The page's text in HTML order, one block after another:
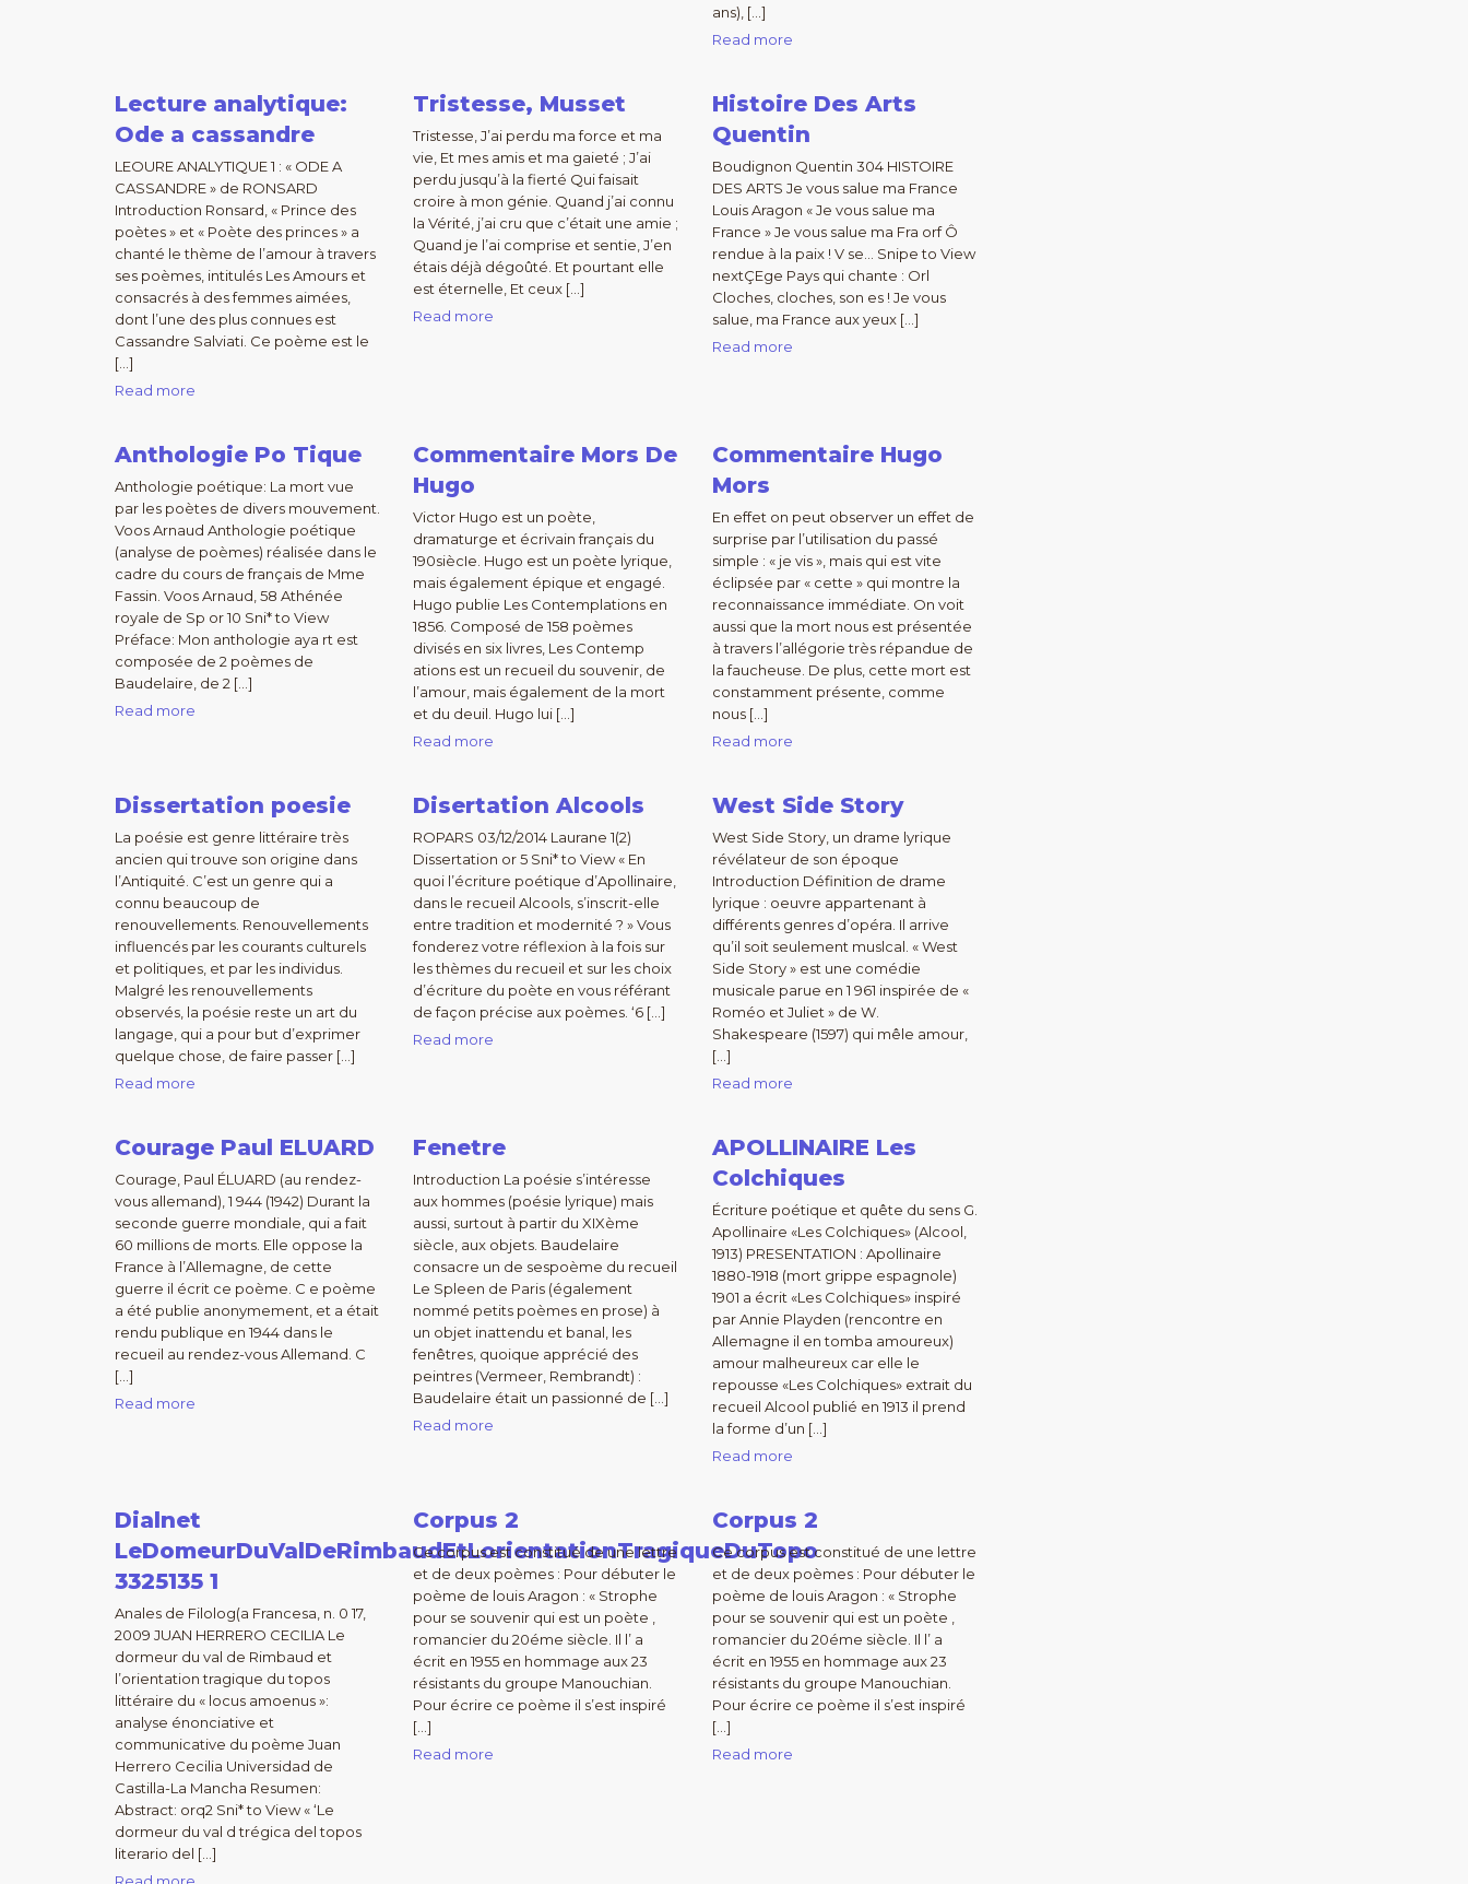
ans), […]
Read more
Lecture analytique:
Ode a cassandre
LEOURE ANALYTIQUE 1 : « ODE A
CASSANDRE » de RONSARD
Introduction Ronsard, « Prince des
poètes » et « Poète des princes » a
chanté le thème de l’amour à travers
ses poèmes, intitulés Les Amours et
consacrés à des femmes aimées,
dont l’une des plus connues est
Cassandre Salviati. Ce poème est le
[…]
Read more
Tristesse, Musset
Tristesse, J’ai perdu ma force et ma
vie, Et mes amis et ma gaieté ; J’ai
perdu jusqu’à la fierté Qui faisait
croire à mon génie. Quand j’ai connu
la Vérité, j’ai cru que c’était une amie ;
Quand je l’ai comprise et sentie, J’en
étais déjà dégoûté. Et pourtant elle
est éternelle, Et ceux […]
Read more
Histoire Des Arts
Quentin
Boudignon Quentin 304 HISTOIRE
DES ARTS Je vous salue ma France
Louis Aragon « Je vous salue ma
France » Je vous salue ma Fra orf Ô
rendue à la paix ! V se… Snipe to View
nextÇEge Pays qui chante : Orl
Cloches, cloches, son es ! Je vous
salue, ma France aux yeux […]
Read more
Anthologie Po Tique
Anthologie poétique: La mort vue
par les poètes de divers mouvement.
Voos Arnaud Anthologie poétique
(analyse de poèmes) réalisée dans le
cadre du cours de français de Mme
Fassin. Voos Arnaud, 58 Athénée
royale de Sp or 10 Sni* to View
Préface: Mon anthologie aya rt est
composée de 2 poèmes de
Baudelaire, de 2 […]
Read more
Commentaire Mors De
Hugo
Victor Hugo est un poète,
dramaturge et écrivain français du
190siècIe. Hugo est un poète lyrique,
mais également épique et engagé.
Hugo publie Les Contemplations en
1856. Composé de 158 poèmes
divisés en six livres, Les Contemp
ations est un recueil du souvenir, de
l’amour, mais également de la mort
et du deuil. Hugo lui […]
Read more
Commentaire Hugo
Mors
En effet on peut observer un effet de
surprise par l’utilisation du passé
simple : « je vis », mais qui est vite
éclipsée par « cette » qui montre la
reconnaissance immédiate. On voit
aussi que la mort nous est présentée
à travers l’allégorie très répandue de
la faucheuse. De plus, cette mort est
constamment présente, comme
nous […]
Read more
Dissertation poesie
La poésie est genre littéraire très
ancien qui trouve son origine dans
l’Antiquité. C’est un genre qui a
connu beaucoup de
renouvellements. Renouvellements
influencés par les courants culturels
et politiques, et par les individus.
Malgré les renouvellements
observés, la poésie reste un art du
langage, qui a pour but d’exprimer
quelque chose, de faire passer […]
Read more
Disertation Alcools
ROPARS 03/12/2014 Laurane 1(2)
Dissertation or 5 Sni* to View « En
quoi l’écriture poétique d’Apollinaire,
dans le recueil Alcools, s’inscrit-elle
entre tradition et modernité ? » Vous
fonderez votre réflexion à la fois sur
les thèmes du recueil et sur les choix
d’écriture du poète en vous référant
de façon précise aux poèmes. ‘6 […]
Read more
West Side Story
West Side Story, un drame lyrique
révélateur de son époque
Introduction Définition de drame
lyrique : oeuvre appartenant à
différents genres d’opéra. Il arrive
qu’il soit seulement muslcal. « West
Side Story » est une comédie
musicale parue en 1 961 inspirée de «
Roméo et Juliet » de W.
Shakespeare (1597) qui mêle amour,
[…]
Read more
Courage Paul ELUARD
Courage, Paul ÉLUARD (au rendez-
vous allemand), 1 944 (1942) Durant la
seconde guerre mondiale, qui a fait
60 millions de morts. Elle oppose la
France à l’Allemagne, de cette
guerre il écrit ce poème. C e poème
a été publie anonymement, et a était
rendu publique en 1944 dans le
recueil au rendez-vous Allemand. C
[…]
Read more
Fenetre
Introduction La poésie s’intéresse
aux hommes (poésie lyrique) mais
aussi, surtout à partir du XIXème
siècle, aux objets. Baudelaire
consacre un de sespoème du recueil
Le Spleen de Paris (également
nommé petits poèmes en prose) à
un objet inattendu et banal, les
fenêtres, quoique apprécié des
peintres (Vermeer, Rembrandt) :
Baudelaire était un passionné de […]
Read more
APOLLINAIRE Les
Colchiques
Écriture poétique et quête du sens G.
Apollinaire «Les Colchiques» (Alcool,
1913) PRESENTATION : Apollinaire
1880-1918 (mort grippe espagnole)
1901 a écrit «Les Colchiques» inspiré
par Annie Playden (rencontre en
Allemagne il en tomba amoureux)
amour malheureux car elle le
repousse «Les Colchiques» extrait du
recueil Alcool publié en 1913 il prend
la forme d’un […]
Read more
Dialnet
LeDomeurDuValDeRimbaudEtLorientationTragiqueDuTopo
3325135 1
Anales de Filolog(a Francesa, n. 0 17,
2009 JUAN HERRERO CECILIA Le
dormeur du val de Rimbaud et
l’orientation tragique du topos
littéraire du « locus amoenus »:
analyse énonciative et
communicative du poème Juan
Herrero Cecilia Universidad de
Castilla-La Mancha Resumen:
Abstract: orq2 Sni* to View « ‘Le
dormeur du val d trégica del topos
literario del […]
Corpus 2
Ce corpus est constitué de une lettre
et de deux poèmes : Pour débuter le
poème de louis Aragon : « Strophe
pour se souvenir qui est un poète ,
romancier du 20éme siècle. Il l’ a
écrit en 1955 en hommage aux 23
résistants du groupe Manouchian.
Pour écrire ce poème il s’est inspiré
[…]
Read more
Corpus 2
Ce corpus est constitué de une lettre
et de deux poèmes : Pour débuter le
poème de louis Aragon : « Strophe
pour se souvenir qui est un poète ,
romancier du 20éme siècle. Il l’ a
écrit en 1955 en hommage aux 23
résistants du groupe Manouchian.
Pour écrire ce poème il s’est inspiré
[…]
Read more